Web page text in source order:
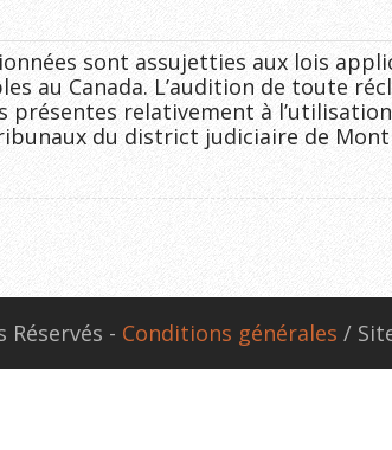
sont assujetties aux lois
au Canada. L’audition de toute
présentes relativement à
du district judiciaire de
- Conditions générales /